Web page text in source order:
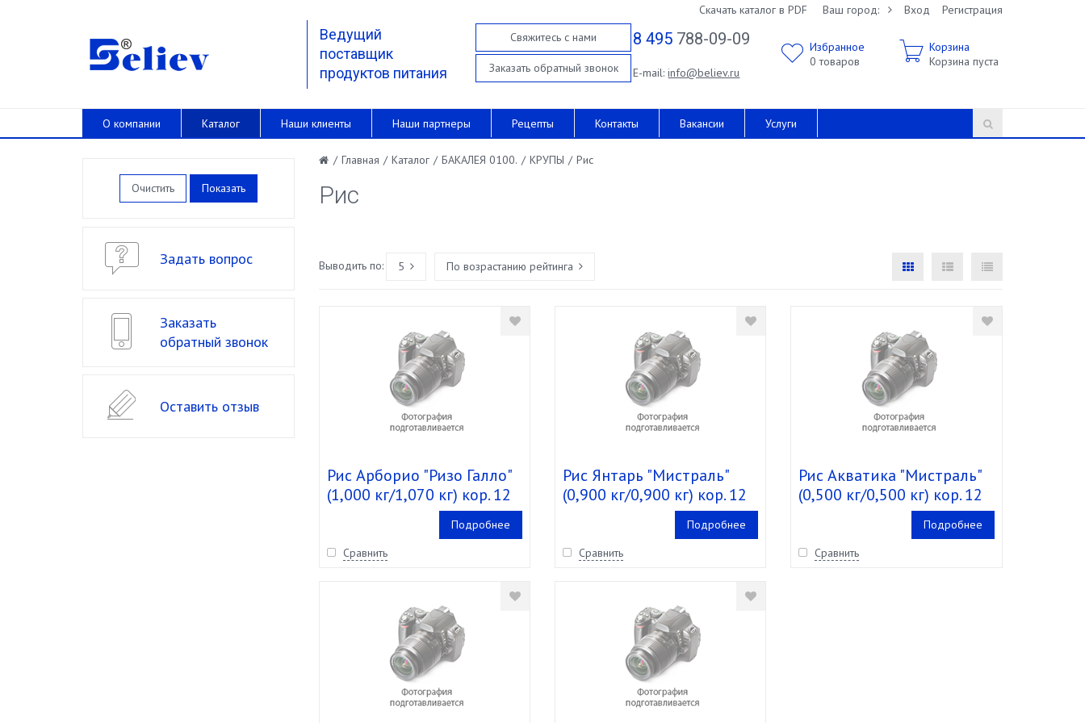
Скачать каталог в PDF Ваш город: Вход Регистрация
Ведущий
поставщик
продуктов питания
Свяжитесь с нами
Заказать обратный звонок
8 495 788-09-09
E-mail:info@believ.ru
Избранное
0 товаров
Корзина
Корзина пуста
О компании Каталог Наши клиенты Наши партнеры Рецепты Контакты Вакансии Услуги
/ Главная / Каталог / БАКАЛЕЯ 0100. / КРУПЫ / Рис
Рис
Выводить по: 5 По возрастанию рейтинга
Рис Арборио "Ризо Галло"
(1,000 кг/1,070 кг) кор. 12
Подробнее
Сравнить
Рис Янтарь "Мистраль"
(0,900 кг/0,900 кг) кор. 12
Подробнее
Сравнить
Рис Акватика "Мистраль"
(0,500 кг/0,500 кг) кор. 12
Подробнее
Сравнить
Очистить
Задать вопрос
Заказать
обратный звонок
Оставить отзыв